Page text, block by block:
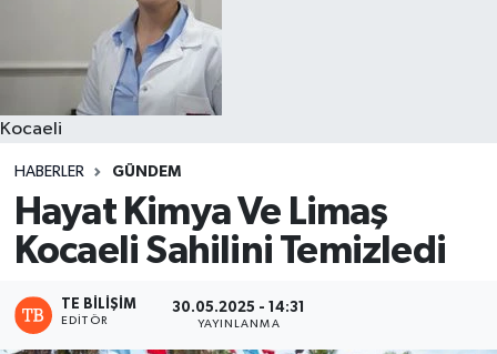
Kocaeli
HABERLER GÜNDEM
Hayat Kimya Ve Limaş
Kocaeli Sahilini Temizledi
TE BILIŞIM
EDITÖR
30.05.2025 - 14:31
YAYINLANMA